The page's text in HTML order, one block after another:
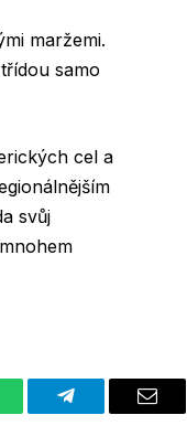
maržemi.
samo
cel a
svůj
Telegram Email